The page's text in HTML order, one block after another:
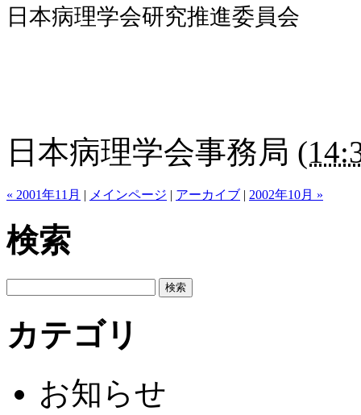
日本病理学会研究推進委員会
日本病理学会事務局 (
« 2001年11月 | メインページ | アーカイブ | 2002年10月 »
検索
カテゴリ
お知らせ